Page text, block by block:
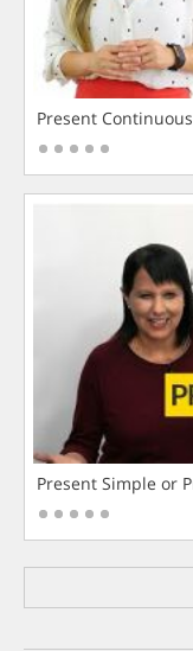
Present
Present Simple or